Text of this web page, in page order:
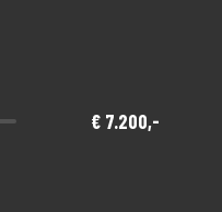
€ 7.200,-